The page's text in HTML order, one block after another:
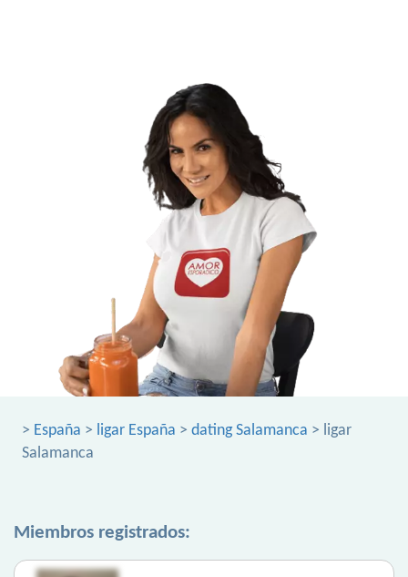
> España > ligar España > dating Salamanca > ligar
Salamanca
Miembros registrados: